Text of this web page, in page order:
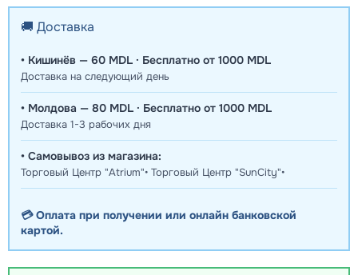
🚚 Доставка
• Кишинёв — 60 MDL · Бесплатно от 1000 MDL
Доставка на следующий день
• Молдова — 80 MDL · Бесплатно от 1000 MDL
Доставка 1-3 рабочих дня
• Самовывоз из магазина:
Торговый Центр "Atrium"• Торговый Центр "SunCity"•
💳 Оплата при получении или онлайн банковской
картой.